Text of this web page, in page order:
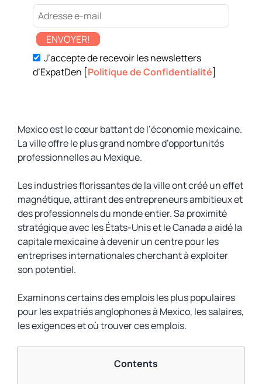
ENVOYER!
J’accepte de recevoir les newsletters
d’ExpatDen [Politique de Confidentialité]
Mexico est le cœur battant de l’économie mexicaine.
La ville offre le plus grand nombre d’opportunités
professionnelles au Mexique.
Les industries florissantes de la ville ont créé un effet
magnétique, attirant des entrepreneurs ambitieux et
des professionnels du monde entier. Sa proximité
stratégique avec les États-Unis et le Canada a aidé la
capitale mexicaine à devenir un centre pour les
entreprises internationales cherchant à exploiter
son potentiel.
Examinons certains des emplois les plus populaires
pour les expatriés anglophones à Mexico, les salaires,
les exigences et où trouver ces emplois.
Contents